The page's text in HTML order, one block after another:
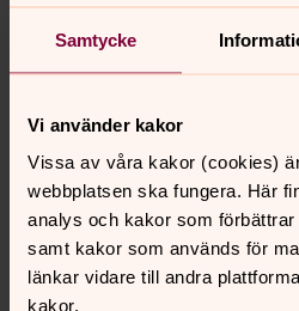
Samtycke
Vi använder kakor
Vissa av våra kakor (cookies)
webbplatsen ska fungera. Här
analys och kakor som
samt kakor som används för
länkar vidare till andra
kakor.
Helen Gustafsson 08-511
måndag 31 augusti 2026
Bällstabergslokalen
Lek & Sång. Prat & Fika. För
Helen Gustafsson 08-511